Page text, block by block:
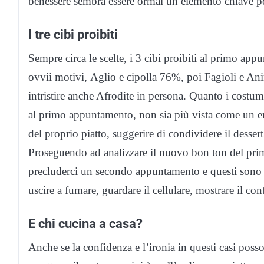
I tre cibi proibiti
Sempre circa le scelte, i 3 cibi proibiti al primo
ovvii motivi, Aglio e cipolla 76%, poi Fagioli e
intristire anche Afrodite in persona. Quanto i
al primo appuntamento, non sia più vista come un
del proprio piatto, suggerire di condividere il
Proseguendo ad analizzare il nuovo bon ton del
precluderci un secondo appuntamento e questi
uscire a fumare, guardare il cellulare, mostrare il
E chi cucina a casa?
Anche se la confidenza e l’ironia in questi casi